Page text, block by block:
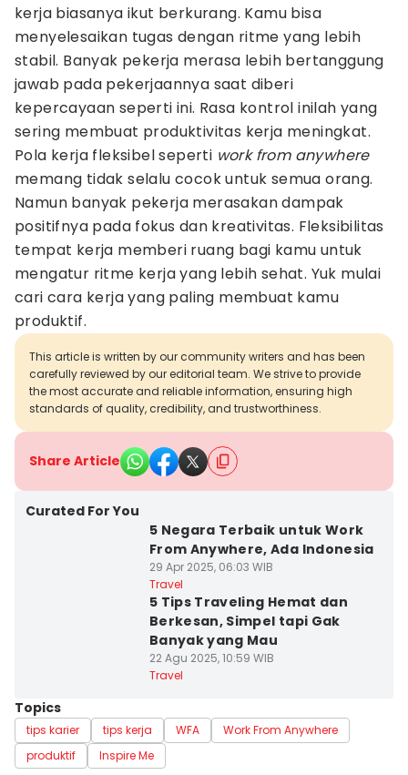
kerja biasanya ikut berkurang. Kamu bisa
menyelesaikan tugas dengan ritme yang lebih
stabil. Banyak pekerja merasa lebih bertanggung
jawab pada pekerjaannya saat diberi
kepercayaan seperti ini. Rasa kontrol inilah yang
sering membuat produktivitas kerja meningkat.
Pola kerja fleksibel seperti work from anywhere
memang tidak selalu cocok untuk semua orang.
Namun banyak pekerja merasakan dampak
positifnya pada fokus dan kreativitas. Fleksibilitas
tempat kerja memberi ruang bagi kamu untuk
mengatur ritme kerja yang lebih sehat. Yuk mulai
cari cara kerja yang paling membuat kamu
produktif.
This article is written by our community writers and has been
carefully reviewed by our editorial team. We strive to provide
the most accurate and reliable information, ensuring high
standards of quality, credibility, and trustworthiness.
Share Article
Curated For You
5 Negara Terbaik untuk Work
From Anywhere, Ada Indonesia
29 Apr 2025, 06:03 WIB
Travel
5 Tips Traveling Hemat dan
Berkesan, Simpel tapi Gak
Banyak yang Mau
22 Agu 2025, 10:59 WIB
Travel
Topics
tips karier tips kerja WFA
Work From Anywhere
produktif
Inspire Me